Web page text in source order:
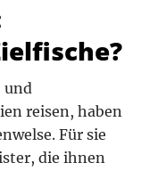
und
reisen, haben
Für sie
die ihnen